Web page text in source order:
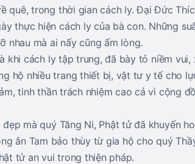
quê, trong thời gian cách ly. Đại Đức
thực hiện cách ly của bà con. Những
nhau mà ai nấy cũng ấm lòng.
khi cách ly tập trung, đã bày tỏ niềm vui,
hộ nhiều trang thiết bị, vật tư y tế cho
tinh thần trách nhiệm cao cả vì cộng
mà quý Tăng Ni, Phật tử đã khuyến
ân Tam bảo thùy từ gia hộ cho quý
tử an vui trong thiện pháp.